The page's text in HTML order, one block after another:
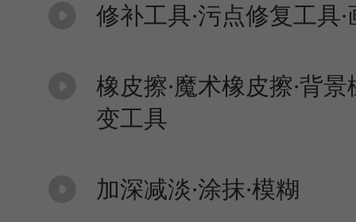
修补工具·污点修复工具
橡皮擦·魔术橡皮擦·背景
变工具
加深减淡·涂抹·模糊